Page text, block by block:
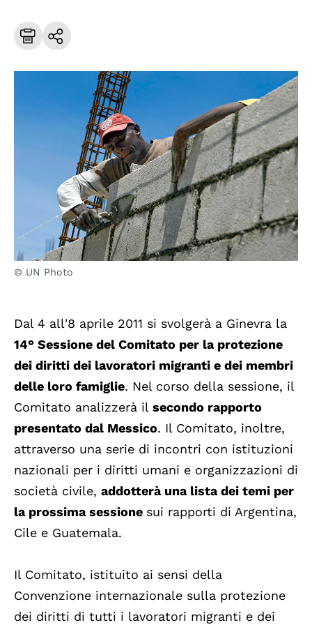
© UN Photo
Dal 4 all'8 aprile 2011 si svolgerà a Ginevra la
14° Sessione del Comitato per la protezione
dei diritti dei lavoratori migranti e dei membri
delle loro famiglie. Nel corso della sessione, il
Comitato analizzerà il secondo rapporto
presentato dal Messico. Il Comitato, inoltre,
attraverso una serie di incontri con istituzioni
nazionali per i diritti umani e organizzazioni di
società civile, addotterà una lista dei temi per
la prossima sessione sui rapporti di Argentina,
Cile e Guatemala.
Il Comitato, istituito ai sensi della
Convenzione internazionale sulla protezione
dei diritti di tutti i lavoratori migranti e dei